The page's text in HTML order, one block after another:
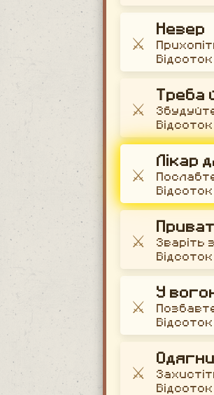
⚔️
Незер
⚔️
Треба
⚔️
Лікар
⚔️
Зваріть
⚔️
У
⚔️